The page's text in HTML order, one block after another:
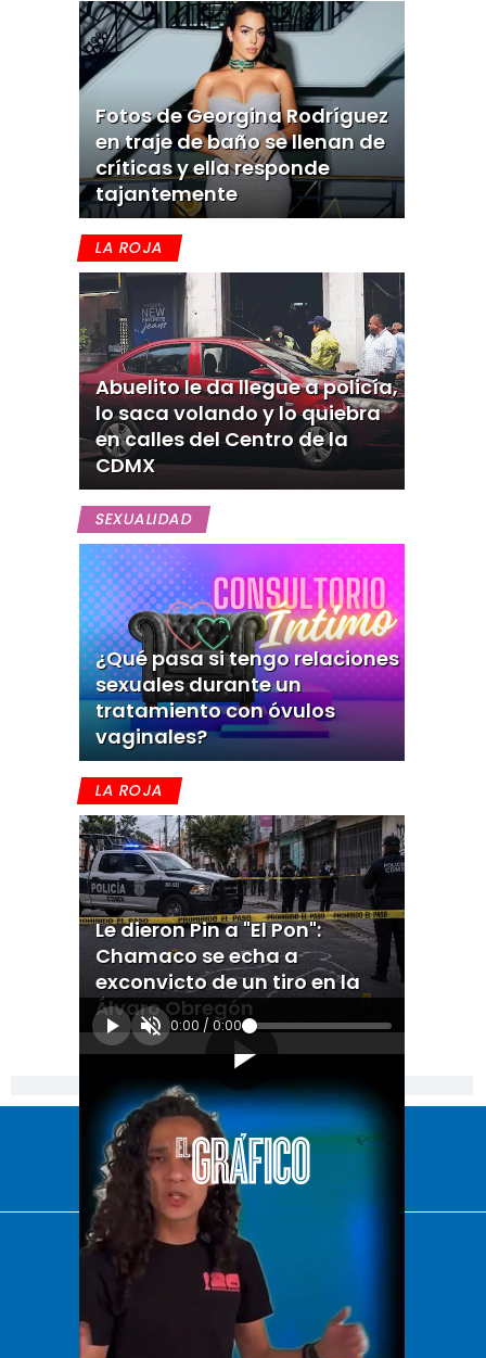
Fotos de Georgina Rodríguez
en traje de baño se llenan de
críticas y ella responde
tajantemente
LA ROJA
Abuelito le da llegue a policía,
lo saca volando y lo quiebra
en calles del Centro de la
CDMX
SEXUALIDAD
¿Qué pasa si tengo relaciones
sexuales durante un
tratamiento con óvulos
vaginales?
LA ROJA
Le dieron Pin a "El Pon":
Chamaco se echa a
exconvicto de un tiro en la
Álvaro Obregón
0:00 / 0:00
[Publicidad]
El Universal
Vive USA